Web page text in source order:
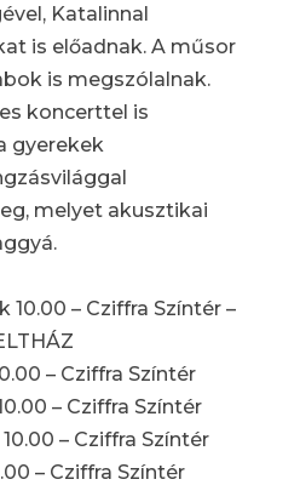
Katalinnal
is előadnak. A műsor
is megszólalnak.
koncerttel is
gyerekek
melyet akusztikai
10.00 – Cziffra Színtér –
– Cziffra Színtér
– Cziffra Színtér
– Cziffra Színtér
– Cziffra Színtér